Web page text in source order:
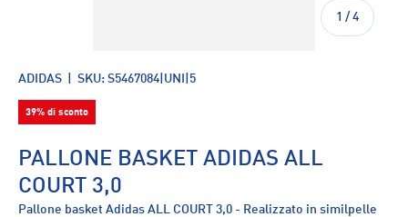
1 / di
4
ADIDAS SKU: S5467084|UNI|5
39% di sconto
PALLONE BASKET ADIDAS ALL
COURT 3,0
Pallone basket Adidas ALL COURT 3,0 - Realizzato in similpelle